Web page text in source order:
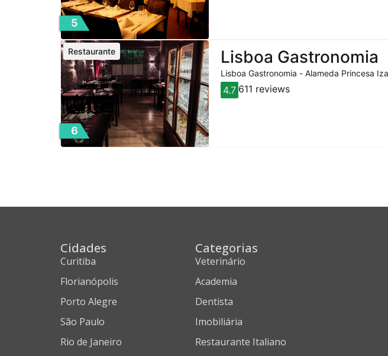
5
6
Lisboa Gastronomia
Restaurante
Lisboa Gastronomia - Alameda Princesa
4.7 611 reviews
Cidades
Curitiba
Florianópolis
Porto Alegre
São Paulo
Rio de Janeiro
Categorias
Veterinário
Academia
Dentista
Imobiliária
Restaurante Italiano